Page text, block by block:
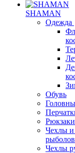
SHAMAN
Одежда
Обувь
Чехлы и
Чехлы